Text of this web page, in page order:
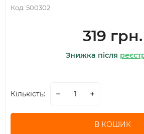
Код: 500302
319 грн.
Знижка після
Кількість:
В КОШИК